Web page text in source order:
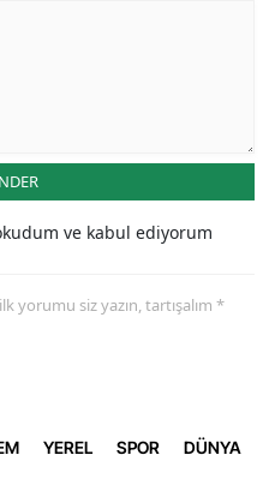
ve kabul ediyorum
yorumu siz yazın, tartışalım *
YEREL SPOR DÜNYA